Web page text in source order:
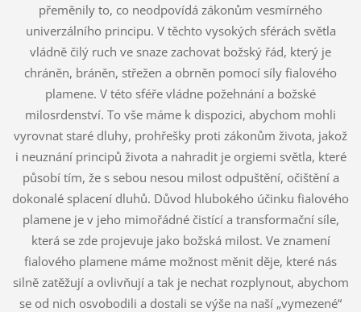
přeměnily to, co neodpovídá zákonům vesmírného
univerzálního principu. V těchto vysokých sférách světla
vládně čilý ruch ve snaze zachovat božský řád, který je
chráněn, bráněn, střežen a obrněn pomocí síly fialového
plamene. V této sféře vládne požehnání a božské
milosrdenství. To vše máme k dispozici, abychom mohli
vyrovnat staré dluhy, prohřešky proti zákonům života, jakož
i neuznání principů života a nahradit je orgiemi světla, které
působí tím, že s sebou nesou milost odpuštění, očištění a
dokonalé splacení dluhů. Důvod hlubokého účinku fialového
plamene je v jeho mimořádné čistící a transformační síle,
která se zde projevuje jako božská milost. Ve znamení
fialového plamene máme možnost měnit děje, které nás
silně zatěžují a ovlivňují a tak je nechat rozplynout, abychom
se od nich osvobodili a dostali se výše na naší „vymezené“